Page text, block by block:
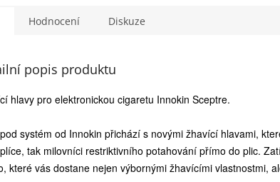
Hodnocení Diskuze
popis produktu
hlavy pro elektronickou cigaretu Innokin Sceptre.
systém od Innokin přichází s novými žhavící hlavami,
tak milovníci restriktivního potahování přímo do plic.
které vás dostane nejen výbornými žhavícími vlastnostmi,